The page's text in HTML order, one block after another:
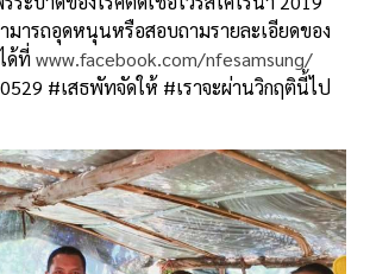
มารถอุดหนุนหรือสอบถามรายละเอียดของ
ด้ที่ www.facebook.com/nfesamsung/
#เสธพัทจัดให้ #เราจะผ่านวิกฤตินี้ไป